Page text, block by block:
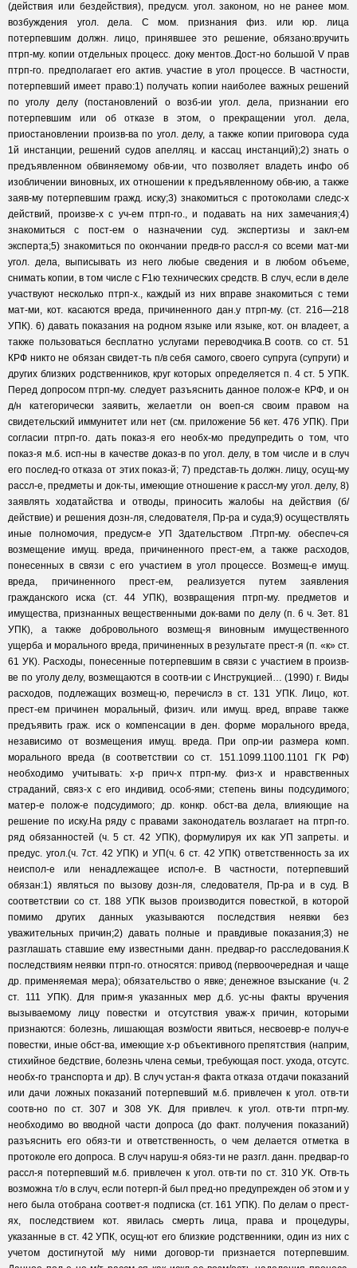
(действия или бездействия), предусм. угол. законом, но не ранее мом.
возбуждения угол. дела. С мом. признания физ. или юр. лица
потерпевшим должн. лицо, принявшее это решение, обязано:вручить
птрп-му. копии отдельных процесс. доку ментов..Дост-но большой V прав
птрп-го. предполагает его актив. участие в угол процессе. В частности,
потерпевший имеет право:1) получать копии наиболее важных решений
по уголу делу (постановлений о возб-ии угол. дела, признании его
потерпевшим или об отказе в этом, о прекращении угол. дела,
приостановлении произв-ва по угол. делу, а также копии приговора суда
1й инстанции, решений судов апелляц. и кассац инстанций);2) знать о
предъявленном обвиняемому обв-ии, что позволяет владеть инфо об
изобличении виновных, их отношении к предъявленному обв-ию, а также
заяв-му потерпевшим гражд. иску;3) знакомиться с протоколами следс-х
действий, произве-х с уч-ем птрп-го., и подавать на них замечания;4)
знакомиться с пост-ем о назначении суд. экспертизы и закл-ем
эксперта;5) знакомиться по окончании предв-го рассл-я со всеми мат-ми
угол. дела, выписывать из него любые сведения и в любом объеме,
снимать копии, в том числе с F1ю технических средств. В случ, если в деле
участвуют несколько птрп-х., каждый из них вправе знакомиться с теми
мат-ми, кот. касаются вреда, причиненного дан.у птрп-му. (ст. 216—218
УПК). 6) давать показания на родном языке или языке, кот. он владеет, а
также пользоваться бесплатно услугами переводчика.В соотв. со ст. 51
КРФ никто не обязан свидет-ть п/в себя самого, своего супруга (супруги) и
других близких родственников, круг которых определяется п. 4 ст. 5 УПК.
Перед допросом птрп-му. следует разъяснить данное полож-е КРФ, и он
д/н категорически заявить, желаетли он воеп-ся своим правом на
свидетельский иммунитет или нет (см. приложение 56 кет. 476 УПК). При
согласии птрп-го. дать показ-я его необх-мо предупредить о том, что
показ-я м.б. исп-ны в качестве доказ-в по угол. делу, в том числе и в случ
его послед-го отказа от этих показ-й; 7) представ-ть должн. лицу, осущ-му
рассл-е, предметы и док-ты, имеющие отношение к рассл-му угол. делу, 8)
заявлять ходатайства и отводы, приносить жалобы на действия (б/
действие) и решения дозн-ля, следователя, Пр-ра и суда;9) осуществлять
иные полномочия, предусм-е УП Здательством .Птрп-му. обеспеч-ся
возмещение имущ. вреда, причиненного прест-ем, а также расходов,
понесенных в связи с его участием в угол процессе. Возмещ-е имущ.
вреда, причиненного прест-ем, реализуется путем заявления
гражданского иска (ст. 44 УПК), возвращения птрп-му. предметов и
имущества, признанных вещественными док-вами по делу (п. 6 ч. Зет. 81
УПК), а также добровольного возмещ-я виновным имущественного
ущерба и морального вреда, причиненных в результате прест-я (п. «к» ст.
61 УК). Расходы, понесенные потерпевшим в связи с участием в произв-
ве по уголу делу, возмещаются в соотв-ии с Инструкцией… (1990) г. Виды
расходов, подлежащих возмещ-ю, перечислэ в ст. 131 УПК. Лицо, кот.
прест-ем причинен моральный, физич. или имущ. вред, вправе также
предъявить граж. иск о компенсации в ден. форме морального вреда,
независимо от возмещения имущ. вреда. При опр-ии размера комп.
морального вреда (в соответствии со ст. 151.1099.1100.1101 ГК РФ)
необходимо учитывать: х-р прич-х птрп-му. физ-х и нравственных
страданий, связ-х с его индивид. особ-ями; степень вины подсудимого;
матер-е полож-е подсудимого; др. конкр. обст-ва дела, влияющие на
решение по иску.На ряду с правами законодатель возлагает на птрп-го.
ряд обязанностей (ч. 5 ст. 42 УПК), формулируя их как УП запреты. и
предус. угол.(ч. 7ст. 42 УПК) и УП(ч. 6 ст. 42 УПК) ответственность за их
неиспол-е или ненадлежащее испол-е. В частности, потерпевший
обязан:1) являться по вызову дозн-ля, следователя, Пр-ра и в суд. В
соответствии со ст. 188 УПК вызов производится повесткой, в которой
помимо других данных указываются последствия неявки без
уважительных причин;2) давать полные и правдивые показания;3) не
разглашать ставшие ему известными данн. предвар-го расследования.К
последствиям неявки птрп-го. относятся: привод (первоочередная и чаще
др. применяемая мера); обязательство о явке; денежное взыскание (ч. 2
ст. 111 УПК). Для прим-я указанных мер д.б. ус-ны факты вручения
вызываемому лицу повестки и отсутствия уваж-х причин, которыми
признаются: болезнь, лишающая возм/ости явиться, несвоевр-е получ-е
повестки, иные обст-ва, имеющие х-р объективного препятствия (наприм,
стихийное бедствие, болезнь члена семьи, требующая пост. ухода, отсутс.
необх-го транспорта и др). В случ устан-я факта отказа отдачи показаний
или дачи ложных показаний потерпевший м.б. привлечен к угол. отв-ти
соотв-но по ст. 307 и 308 УК. Для привлеч. к угол. отв-ти птрп-му.
необходимо во вводной части допроса (до факт. получения показаний)
разъяснить его обяз-ти и ответственность, о чем делается отметка в
протоколе его допроса. В случ наруш-я обяз-ти не разгл. данн. предвар-го
рассл-я потерпевший м.б. привлечен к угол. отв-ти по ст. 310 УК. Отв-ть
возможна т/о в случ, если потерп-й был пред-но предупрежден об этом и у
него была отобрана соответ-я подписка (ст. 161 УПК). По делам о прест-
ях, последствием кот. явилась смерть лица, права и процедуры,
указанные в ст. 42 УПК, осущ-ют его близкие родственники, один из них с
учетом достигнутой м/у ними договор-ти признается потерпевшим.